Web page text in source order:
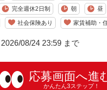
完全週休2日制 朝 昼
社会保険あり 家賃補助・
08/24 23:59 まで
応募画面へ進
かんたん3ステップ！